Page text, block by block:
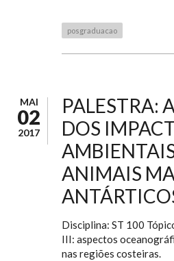
posgraduacao
MAI
02
2017
PALESTRA:
DOS
ANIMAIS
Disciplina: ST 100
III: aspectos
nas regiões costeiras.